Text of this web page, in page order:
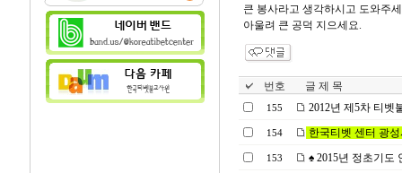
큰 봉사라고 생각하시고 도와주
아울려 큰 공덕 지으세요.
번호 글 제 목
155 2012년 제5차 티벳
154 한국티벳 센터 광
153 ♠ 2015년 정초기도